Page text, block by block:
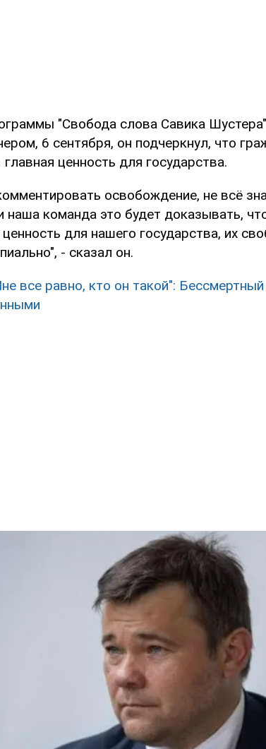
"Свобода слова Савика Шустера"
6 сентября, он подчеркнул, что
ценность для государства.
освобождение, не всё
команда это будет доказывать,
для нашего государства, их
- сказал он.
все равно, кто он такой":